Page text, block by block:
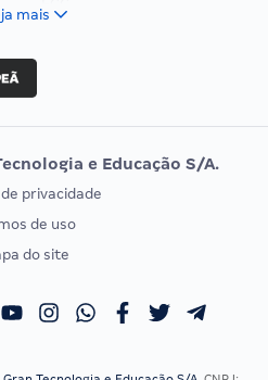
Vunesp
EXAME DE ORDEM
Calendário OAB
mais
e Educação S/A.
privacidade
de uso
do site